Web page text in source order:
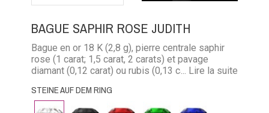
BAGUE SAPHIR ROSE JUDITH
Bague en or 18 K (2,8 g), pierre centrale saphir
rose (1 carat; 1,5 carat, 2 carats) et pavage
diamant (0,12 carat) ou rubis (0,13 carat) ou
ou saphir rose (0,13 carat) ou diamant noir (0,12
carat)
... Lire la suite
STEINE AUF DEM RING
Diamant
SchwarzerRubin Smaragd
Blauer